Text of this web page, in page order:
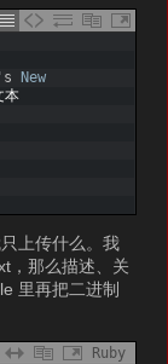
s
New
本
上传什么。我
，那么描述、关
里再把二进制
Ruby